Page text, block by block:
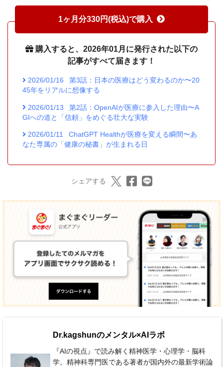
1ヶ月分330円(税込)で購入
購入すると、2026年01月に発行された以下の
記事がすべて届きます！
2026/01/16
第3話：日本の医療はどう変わるのか〜20
45年をリアルに想像する
2026/01/13
第2話：OpenAIが医療に参入した理由〜A
GIへの道と「信頼」をめぐる壮大な実験
2026/01/11
ChatGPT Healthが医療を変える瞬間〜あ
なた専属の「健康の秘書」が生まれる日
シェアする
Dr.kagshunのメンタル×AIラボ
『AIの視点』で読み解く精神医学・心理学・脳科
学。精神科専門医である著者が国内外の最新学術論